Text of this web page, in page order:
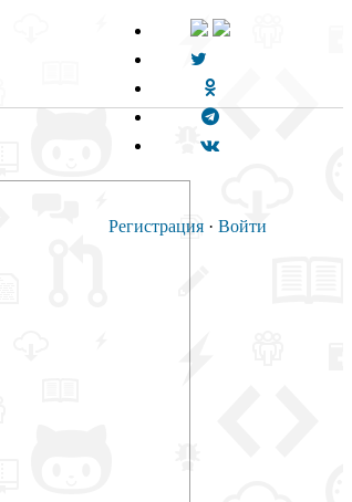
Регистрация · Войти